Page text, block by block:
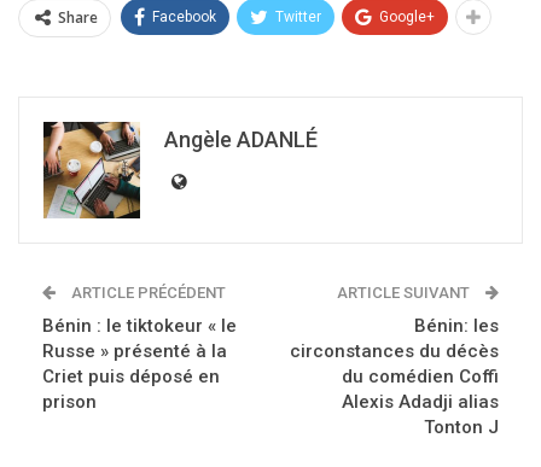
Share Facebook Twitter Google+
Angèle ADANLÉ
ARTICLE PRÉCÉDENT
Bénin : le tiktokeur « le
Russe » présenté à la
Criet puis déposé en
prison
ARTICLE SUIVANT
Bénin: les
circonstances du décès
du comédien Coffi
Alexis Adadji alias
Tonton J